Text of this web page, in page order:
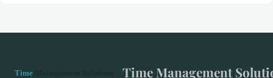
Time Management